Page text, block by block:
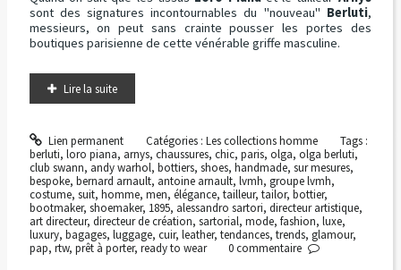
sont des signatures incontournables du "nouveau" Berluti,
messieurs, on peut sans crainte pousser les portes des
boutiques parisienne de cette vénérable griffe masculine.
Lire la suite
Lien permanent Catégories : Les collections homme
Tags :
berluti, loro piana, arnys, chaussures, chic, paris, olga, olga berluti,
club swann, andy warhol, bottiers, shoes, handmade, sur mesures,
bespoke, bernard arnault, antoine arnault, lvmh, groupe lvmh,
costume, suit, homme, men, élégance, tailleur, tailor, bottier,
bootmaker, shoemaker, 1895, alessandro sartori, directeur artistique,
art directeur, directeur de création, sartorial, mode, fashion, luxe,
luxury, bagages, luggage, cuir, leather, tendances, trends, glamour,
pap, rtw, prêt à porter, ready to wear 0commentaire